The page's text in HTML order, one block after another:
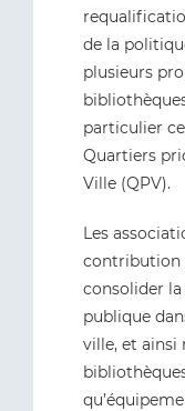
de la
plusieurs
particulier
Quartiers
Ville (QPV).
Les
contribution
consolider
publique
ville, et ainsi